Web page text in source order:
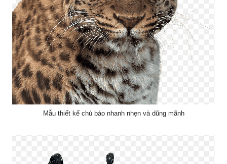
Mẫu thiết kế chú báo nhanh nhẹn và dũng mãnh